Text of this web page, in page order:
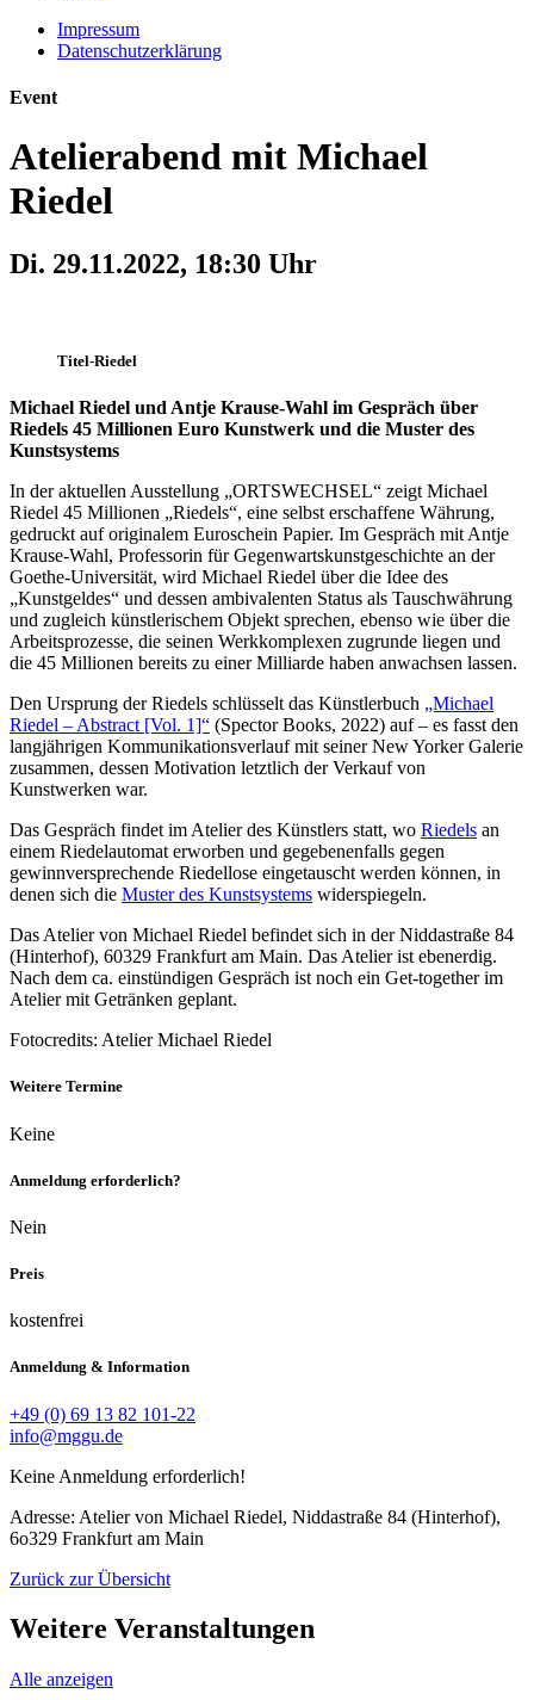
Impressum
Datenschutzerklärung
Event
Atelierabend mit Michael
Riedel
Di. 29.11.2022, 18:30 Uhr
Titel-Riedel
Michael Riedel und Antje Krause-Wahl im Gespräch über
Riedels 45 Millionen Euro Kunstwerk und die Muster des
Kunstsystems
In der aktuellen Ausstellung „ORTSWECHSEL“ zeigt Michael
Riedel 45 Millionen „Riedels“, eine selbst erschaffene Währung,
gedruckt auf originalem Euroschein Papier. Im Gespräch mit Antje
Krause-Wahl, Professorin für Gegenwartskunstgeschichte an der
Goethe-Universität, wird Michael Riedel über die Idee des
„Kunstgeldes“ und dessen ambivalenten Status als Tauschwährung
und zugleich künstlerischem Objekt sprechen, ebenso wie über die
Arbeitsprozesse, die seinen Werkkomplexen zugrunde liegen und
die 45 Millionen bereits zu einer Milliarde haben anwachsen lassen.
Den Ursprung der Riedels schlüsselt das Künstlerbuch „Michael
Riedel – Abstract [Vol. 1]“ (Spector Books, 2022) auf – es fasst den
langjährigen Kommunikationsverlauf mit seiner New Yorker Galerie
zusammen, dessen Motivation letztlich der Verkauf von
Kunstwerken war.
Das Gespräch findet im Atelier des Künstlers statt, wo Riedels an
einem Riedelautomat erworben und gegebenenfalls gegen
gewinnversprechende Riedellose eingetauscht werden können, in
denen sich die Muster des Kunstsystems widerspiegeln.
Das Atelier von Michael Riedel befindet sich in der Niddastraße 84
(Hinterhof), 60329 Frankfurt am Main. Das Atelier ist ebenerdig.
Nach dem ca. einstündigen Gespräch ist noch ein Get-together im
Atelier mit Getränken geplant.
Fotocredits: Atelier Michael Riedel
Weitere Termine
Keine
Anmeldung erforderlich?
Nein
Preis
kostenfrei
Anmeldung & Information
+49 (0) 69 13 82 101-22
info@mggu.de
Keine Anmeldung erforderlich!
Adresse: Atelier von Michael Riedel, Niddastraße 84 (Hinterhof),
6o329 Frankfurt am Main
Zurück zur Übersicht
Weitere Veranstaltungen
Alle anzeigen